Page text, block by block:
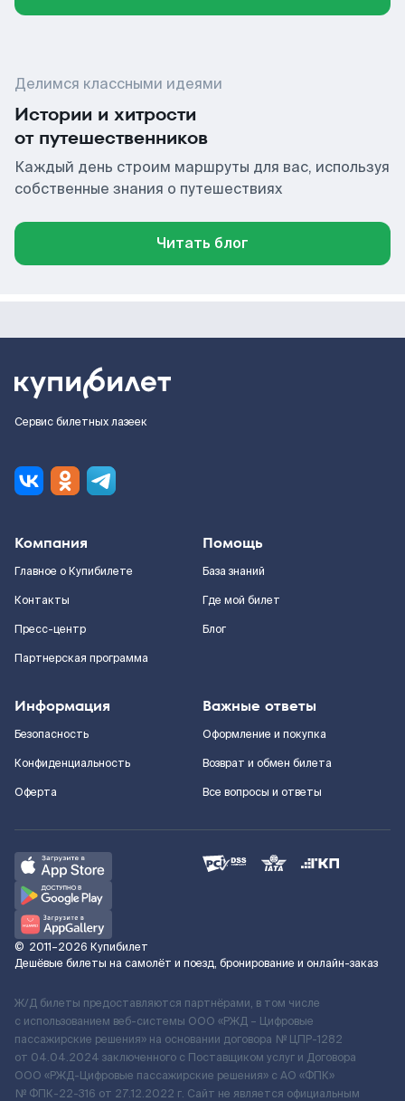
Делимся классными идеями
Истории и хитрости
от путешественников
Каждый день строим маршруты для вас, используя
собственные знания о путешествиях
Читать блог
Сервис билетных лазеек
Компания
Главное о Купибилете
Контакты
Пресс-центр
Партнерская программа
Помощь
База знаний
Где мой билет
Блог
Информация
Безопасность
Конфиденциальность
Оферта
Важные ответы
Оформление и покупка
Возврат и обмен билета
Все вопросы и ответы
© 2011–2026 Купибилет
Дешёвые билеты на самолёт и поезд, бронирование и онлайн-заказ
Ж/Д билеты предоставляются партнёрами, в том числе
с использованием веб-системы ООО «РЖД – Цифровые
пассажирские решения» на основании договора № ЦПР-1282
от 04.04.2024 заключенного с Поставщиком услуг и Договора
ООО «РЖД-Цифровые пассажирские решения» c АО «ФПК»
№ ФПК-22-316 от 27.12.2022 г. Сайт не является официальным